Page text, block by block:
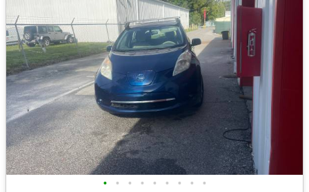
• • • • • • • • •